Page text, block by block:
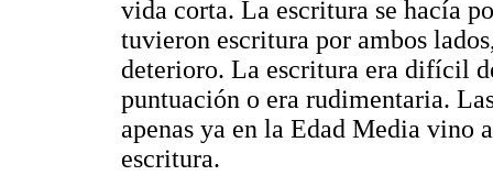
vida corta. La escritura se hacía
tuvieron escritura por ambos
deterioro. La escritura era difícil
puntuación o era rudimentaria.
apenas ya en la Edad Media vino
escritura.